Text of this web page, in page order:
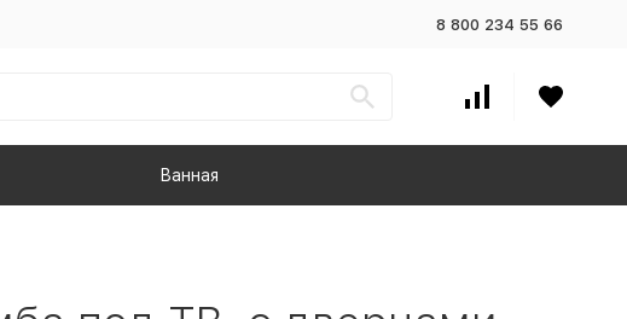
8 800 234 55 66
Ванная